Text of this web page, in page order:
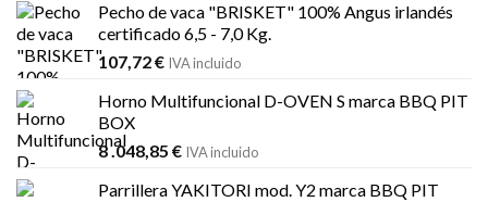
Pecho de vaca "BRISKET" 100% Angus irlandés
certificado 6,5 - 7,0 Kg.
107,72€ IVA incluido
Horno Multifuncional D-OVEN S marca BBQ PIT
BOX
8 .048,85 € IVA incluido
Parrillera YAKITORI mod. Y2 marca BBQ PIT